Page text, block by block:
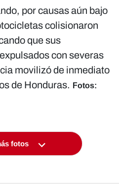
por causas aún bajo
colisionaron
que sus
con severas
movilizó de inmediato
de Honduras. Fotos:
fotos